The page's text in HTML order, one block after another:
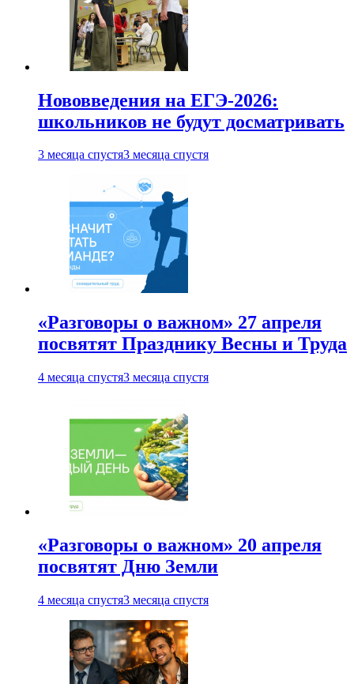
Нововведения на ЕГЭ-2026:
школьников не будут досматривать
3 месяца спустя3 месяца спустя
«Разговоры о важном» 27 апреля
посвятят Празднику Весны и Труда
4 месяца спустя3 месяца спустя
«Разговоры о важном» 20 апреля
посвятят Дню Земли
4 месяца спустя3 месяца спустя